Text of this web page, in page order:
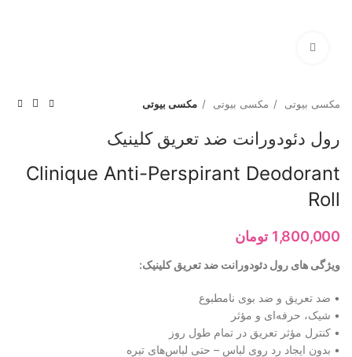
مکسی بیوتی مکسی بیوتی مکسی بیوتی
رول دئودورانت ضد تعریق کلینیک
Clinique Anti-Perspirant Deodorant
Roll
1,800,000 تومان
ویژگی های رول دئودورانت ضد تعریق کلینیک:
• ضد تعریق و ضد بوی نامطبوع
• شیک، حرفه‌ای و مؤثر
• کنترل مؤثر تعریق در تمام طول روز
• بدون ایجاد رد روی لباس – حتی لباس‌های تیره